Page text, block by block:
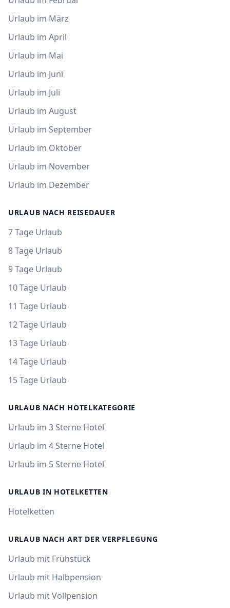
Urlaub im März
Urlaub im April
Urlaub im Mai
Urlaub im Juni
Urlaub im Juli
Urlaub im August
Urlaub im September
Urlaub im Oktober
Urlaub im November
Urlaub im Dezember
URLAUB NACH REISEDAUER
7 Tage Urlaub
8 Tage Urlaub
9 Tage Urlaub
10 Tage Urlaub
11 Tage Urlaub
12 Tage Urlaub
13 Tage Urlaub
14 Tage Urlaub
15 Tage Urlaub
URLAUB NACH HOTELKATEGORIE
Urlaub im 3 Sterne Hotel
Urlaub im 4 Sterne Hotel
Urlaub im 5 Sterne Hotel
URLAUB IN HOTELKETTEN
Hotelketten
URLAUB NACH ART DER VERPFLEGUNG
Urlaub mit Frühstück
Urlaub mit Halbpension
Urlaub mit Vollpension